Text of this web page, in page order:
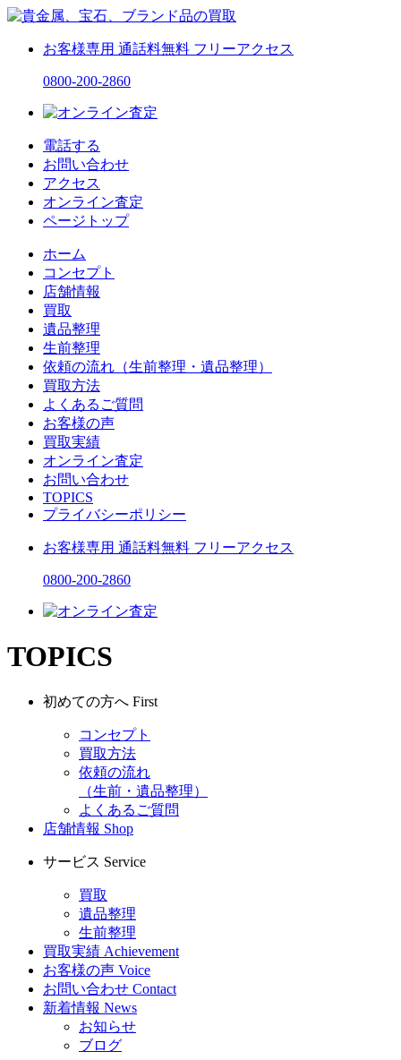
お客様専用 通話料無料 フリーアクセス
0800-200-2860
電話する
お問い合わせ
アクセス
オンライン査定
ページトップ
ホーム
コンセプト
店舗情報
買取
遺品整理
生前整理
依頼の流れ（生前整理・遺品整理）
買取方法
よくあるご質問
お客様の声
買取実績
オンライン査定
お問い合わせ
TOPICS
プライバシーポリシー
お客様専用 通話料無料 フリーアクセス
0800-200-2860
TOPICS
初めての方へ First
コンセプト
買取方法
依頼の流れ
（生前・遺品整理）
よくあるご質問
店舗情報 Shop
サービス Service
買取
遺品整理
生前整理
買取実績 Achievement
お客様の声 Voice
お問い合わせ Contact
新着情報 News
お知らせ
ブログ